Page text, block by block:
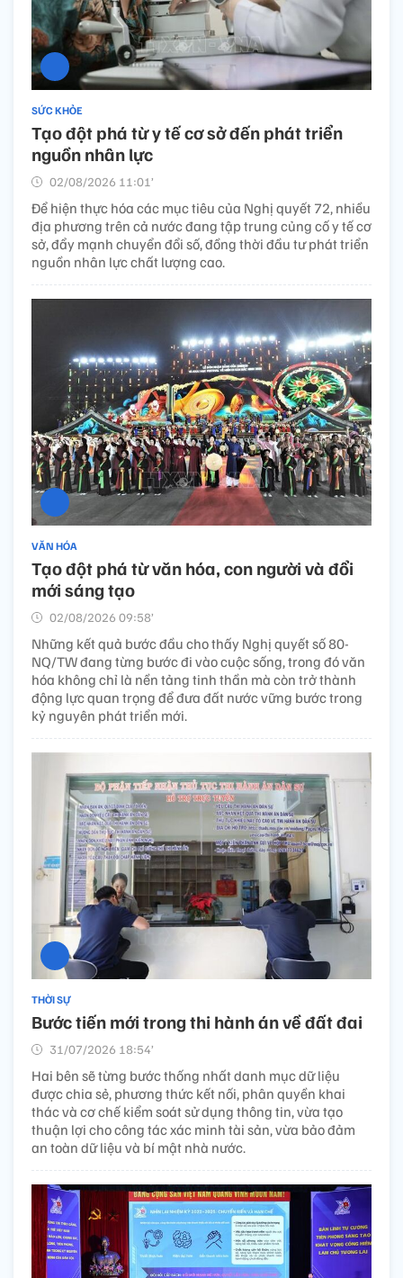
SỨC KHỎE
Tạo đột phá từ y tế cơ sở đến phát triển
nguồn nhân lực
02/08/2026 11:01’
Để hiện thực hóa các mục tiêu của Nghị quyết 72, nhiều
địa phương trên cả nước đang tập trung củng cố y tế cơ
sở, đẩy mạnh chuyển đổi số, đồng thời đầu tư phát triển
nguồn nhân lực chất lượng cao.
VĂN HÓA
Tạo đột phá từ văn hóa, con người và đổi
mới sáng tạo
02/08/2026 09:58’
Những kết quả bước đầu cho thấy Nghị quyết số 80-
NQ/TW đang từng bước đi vào cuộc sống, trong đó văn
hóa không chỉ là nền tảng tinh thần mà còn trở thành
động lực quan trọng để đưa đất nước vững bước trong
kỷ nguyên phát triển mới.
THỜI SỰ
Bước tiến mới trong thi hành án về đất đai
31/07/2026 18:54’
Hai bên sẽ từng bước thống nhất danh mục dữ liệu
được chia sẻ, phương thức kết nối, phân quyền khai
thác và cơ chế kiểm soát sử dụng thông tin, vừa tạo
thuận lợi cho công tác xác minh tài sản, vừa bảo đảm
an toàn dữ liệu và bí mật nhà nước.